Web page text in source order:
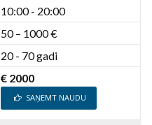
10:00 - 20:00
50 – 1000 €
20 - 70 gadi
€ 2000
SAŅEMT NAUDU